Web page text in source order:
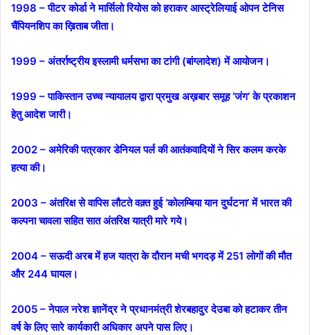
1998 – पीटर कोर्डा ने मार्सिलो रियोस को हराकर आस्ट्रेलियाई ओपन टेनिस
चैंपियनशिप का ख़िताब जीता।
1999 – अंतर्राष्ट्रीय इस्लामी धर्मसभा का टांगी (बांग्लादेश) में आयोजन।
1999 – पाकिस्तान उच्च न्यायालय द्वारा प्रमुख अख़बार समूह ‘जंग’ के प्रकाशन
हेतु आदेश जारी।
2002 – अमेरिकी पत्रकार डेनियल पर्ल की आतंकवादियों ने सिर कलम करके
हत्या की।
2003 – अंतरिक्ष से वापिस लौटते वक़्त हुई ‘कोलम्बिया यान दुर्घटना’ में भारत की
कल्पना चावला सहित सात अंतरिक्ष यात्री मारे गये।
2004 – सऊदी अरब में हज यात्रा के दौरान मची भगदड़ में 251 लोगों की मौत
और 244 घायल।
2005 – नेपाल नरेश ज्ञानेंद्र ने प्रधानमंत्री शेरबहादुर देउबा को हटाकर तीन
वर्ष के लिए सारे कार्यकारी अधिकार अपने पास लिए।